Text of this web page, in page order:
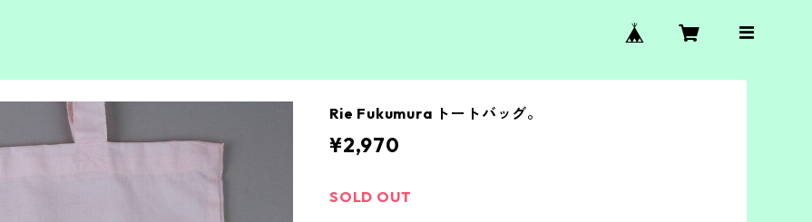
Rie Fukumura トートバッグ。
¥2,970
SOLD OUT